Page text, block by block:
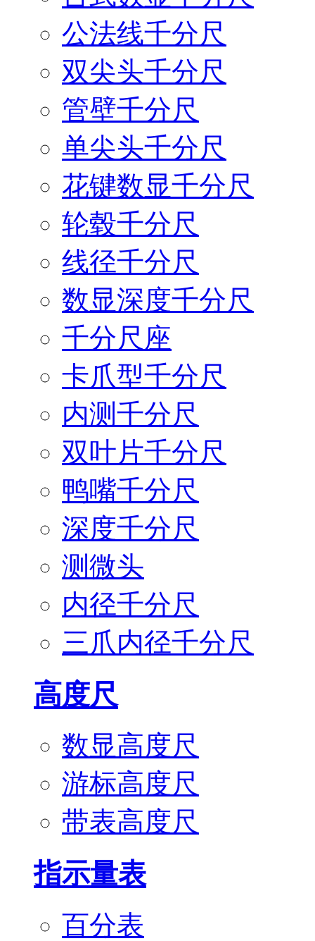
公法线千分尺
双尖头千分尺
管壁千分尺
单尖头千分尺
花键数显千分尺
轮毂千分尺
线径千分尺
数显深度千分尺
千分尺座
卡爪型千分尺
内测千分尺
双叶片千分尺
鸭嘴千分尺
深度千分尺
测微头
内径千分尺
三爪内径千分尺
高度尺
数显高度尺
游标高度尺
带表高度尺
指示量表
百分表